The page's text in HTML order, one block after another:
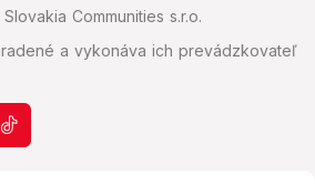
Communities s.r.o.
a vykonáva ich prevádzkovateľ